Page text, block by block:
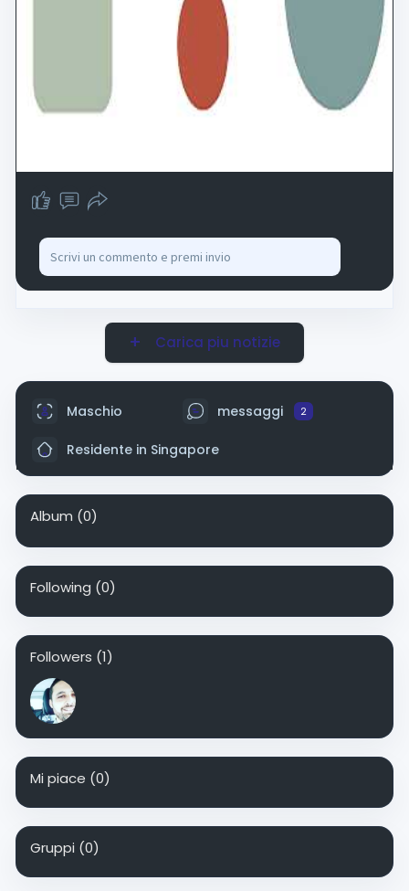
Carica piu notizie
Maschio messaggi 2
Residente in Singapore
Album (0)
Following (0)
Followers (1)
Mi piace (0)
Gruppi (0)